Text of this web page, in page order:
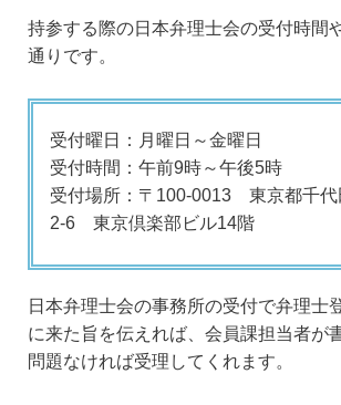
持参する際の日本弁理士会の受付時間
通りです。
受付曜日：月曜日～金曜日
受付時間：午前9時～午後5時
受付場所：〒100-0013 東京都千代
2-6 東京倶楽部ビル14階
日本弁理士会の事務所の受付で弁理士
に来た旨を伝えれば、会員課担当者が
問題なければ受理してくれます。